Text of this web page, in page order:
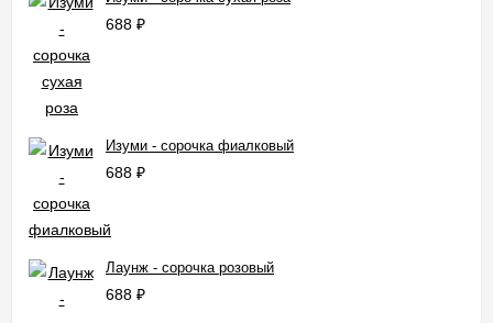
688 ₽
Изуми - сорочка фиалковый
688 ₽
Лаунж - сорочка розовый
688 ₽